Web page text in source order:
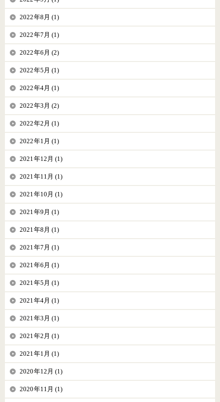
2022年8月 (1)
2022年7月 (1)
2022年6月 (2)
2022年5月 (1)
2022年4月 (1)
2022年3月 (2)
2022年2月 (1)
2022年1月 (1)
2021年12月 (1)
2021年11月 (1)
2021年10月 (1)
2021年9月 (1)
2021年8月 (1)
2021年7月 (1)
2021年6月 (1)
2021年5月 (1)
2021年4月 (1)
2021年3月 (1)
2021年2月 (1)
2021年1月 (1)
2020年12月 (1)
2020年11月 (1)